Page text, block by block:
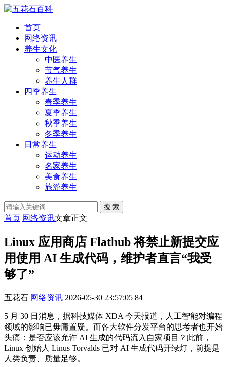
首页
网络资讯
养生文化
中医养生
节气养生
养生人群
四季养生
春季养生
夏季养生
秋季养生
冬季养生
日常养生
运动养生
名家养生
美食养生
旅游养生
搜 索
首页 网络资讯文章正文
Linux 应用商店 Flathub 将禁止新提交应
用使用 AI 生成代码，维护者直言“我受
够了”
五花石 网络资讯 2026-05-30 23:57:05 84
5 月 30 日消息，据科技媒体 XDA 今天报道，人工智能对编程
领域的影响已毋庸置疑。而各大软件分发平台的思考者也开始
头痛：是否应该允许 AI 生成的代码流入自家项目？此前，
Linux 创始人 Linus Torvalds 已对 AI 生成代码开绿灯，前提是
人类负责、质量足够。